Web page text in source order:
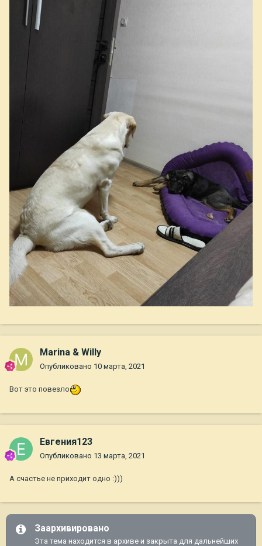
Marina & Willy
Опубликовано 10 марта, 2021
Вот это повезло
Евгения123
Опубликовано 13 марта, 2021
А счастье не приходит одно :)))
Заархивировано
Эта тема находится в архиве и закрыта для дальнейших